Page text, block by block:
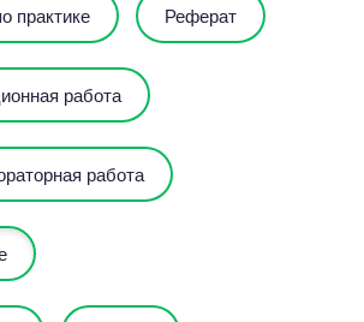
практике Реферат
работа
работа